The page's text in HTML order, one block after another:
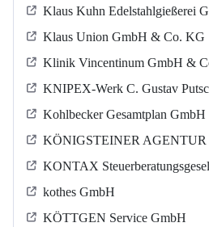
Klaus Kuhn Edelstahlgießerei
Klaus Union GmbH & Co. KG
Klinik Vincentinum GmbH &
KNIPEX-Werk C. Gustav
Kohlbecker Gesamtplan GmbH
KÖNIGSTEINER AGENTUR
KONTAX
kothes GmbH
KÖTTGEN Service GmbH